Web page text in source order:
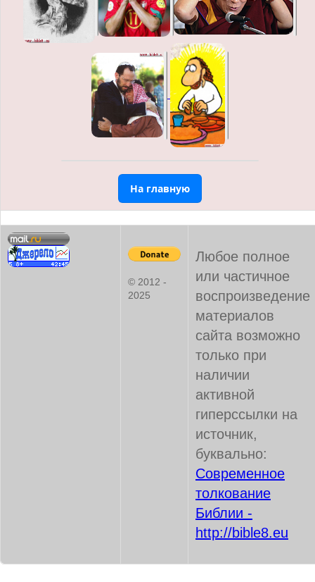
На главную
© 2012 -
2025
Любое полное
или частичное
воспроизведение
материалов
сайта возможно
только при
наличии
активной
гиперссылки на
источник,
буквально:
Современное
толкование
Библии -
http://bible8.eu